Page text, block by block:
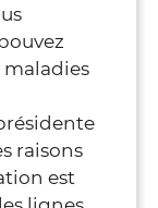
raisons
est